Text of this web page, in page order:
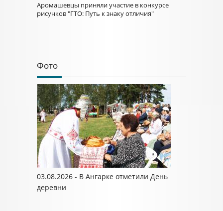
Аромашевцы приняли участие в конкурсе
рисунков "ГТО: Путь к знаку отличия"
Фото
03.08.2026 - В Ангарке отметили День
деревни